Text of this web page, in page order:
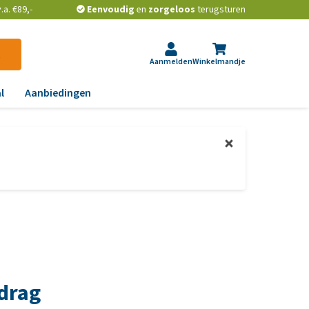
€89,- Eenvoudig en zorgeloos terugsturen
AanmeldenWinkelmandje
darmen en diarree
Aanbiedingen